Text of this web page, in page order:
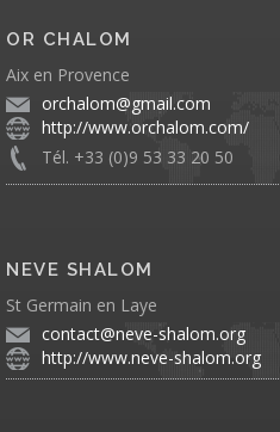
OR CHALOM
Aix en Provence
orchalom@gmail.com
http://www.orchalom.com/
Tél. +33 (0)9 53 33 20 50
NEVE SHALOM
St Germain en Laye
contact@neve-shalom.org
http://www.neve-shalom.org